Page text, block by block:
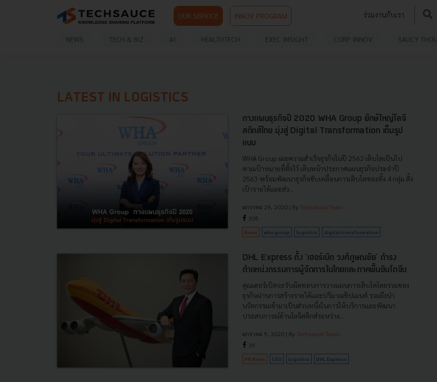
OUR SERVICE INNOV PROGRAM ร่วมงานกับเรา
NEWS TECH & BIZ AI HEALTHTECH EXEC INSIGHT CORP INNOV SAUCY
LATEST IN LOGISTICS
กางแผนธุรกิจปี 2020 WHA Group ยักษ์ใหญ่โลจิ
สติกส์ไทย มุ่งสู่ Digital Transformation เต็มรูป
แบบ
WHA Group เผยความสำเร็จธุรกิจในปี 2562 เติบโตเป็นไป
ตามเป้าหมายที่ตั้งไว้ เดินหน้าประกาศแผนธุรกิจประจำปี
2563 พร้อมพัฒนาธุรกิจขับเคลื่อนการเติบโตของทั้ง 4 กลุ่ม ตั้ง
เป้ารายได้และส่ว...
มกราคม 29, 2020 | By Techsauce Team
305
News wha-group logistics digital-transformation
DHL Express ตั้ง 'เฮอร์เบิต วงศ์ภูษณชัย' ดำรง
ตำแหน่งกรรมการผู้จัดการในไทยและภาคพื้นอินโดจีน
คุณเฮอร์เบิตจะรับผิดชอบการวางแผนการเติบโตโดยรวมของ
ธุรกิจผ่านการสร้างรายได้และปริมาณชิปเมนต์ รวมถึงนำ
นวัตกรรมเข้ามาเป็นส่วนหนึ่งในการให้บริการและพัฒนา
ประสบการณ์ด้านโลจิสติกส์ระหว่าง...
มกราคม 9, 2020 | By Techsauce Team
39
PR News CEO logistics DHL Express